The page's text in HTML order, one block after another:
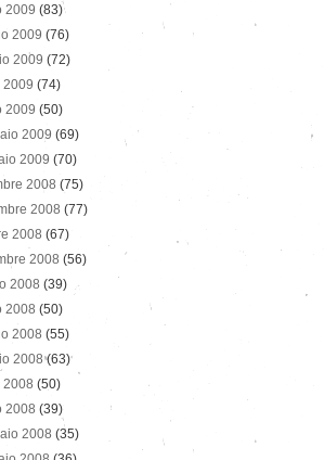
2009 (83)
2009 (76)
2009 (72)
2009 (74)
2009 (50)
2009 (69)
2009 (70)
2008 (75)
2008 (77)
2008 (67)
2008 (56)
2008 (39)
2008 (50)
2008 (55)
2008(63)
2008 (50)
2008 (39)
2008 (35)